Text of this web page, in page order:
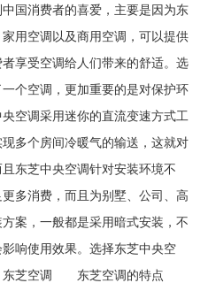
国消费者的喜爱，主要是因为东
用空调以及商用空调，可以提供
享受空调给人们带来的舒适。选
个空调，更加重要的是对保护环
调采用迷你的直流变速方式工
多个房间冷暖气的输送，这就对
东芝中央空调针对安装环境不
多消费，而且为别墅、公司、高
案，一般都是采用暗式安装，不
响使用效果。选择东芝中央空
东芝空调 东芝空调的特点